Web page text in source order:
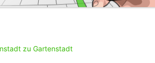
zu Gartenstadt